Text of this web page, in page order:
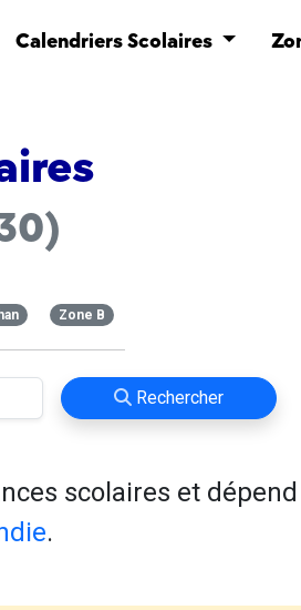
Calendriers Scolaires
Zone B
Rechercher
scolaires et
.